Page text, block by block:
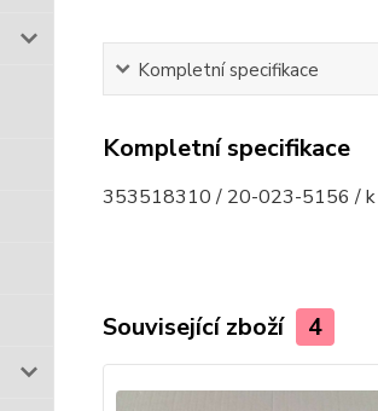
Kompletní specifikace
Kompletní specifikace
353518310 / 20-023-5156 / k
Související zboží 4